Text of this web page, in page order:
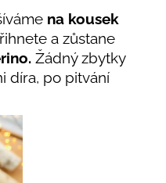
na kousek
a zůstane
Žádný zbytky
díra, po pitvání